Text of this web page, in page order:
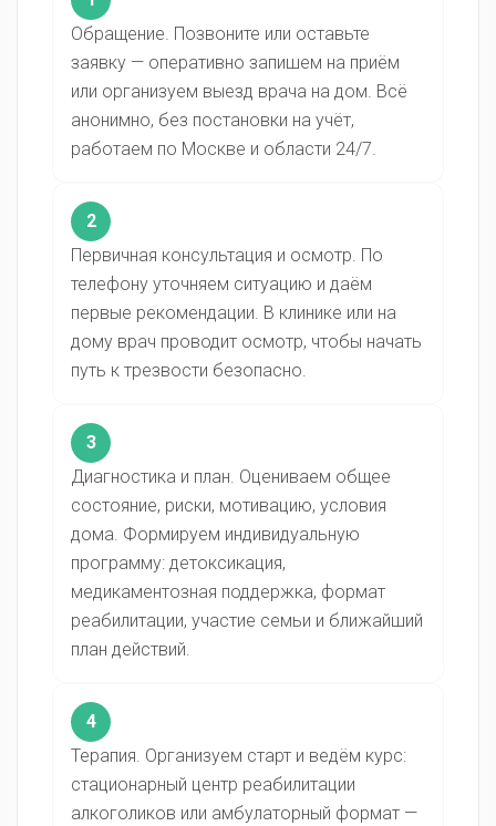
Обращение. Позвоните или оставьте
заявку — оперативно запишем на приём
или организуем выезд врача на дом. Всё
анонимно, без постановки на учёт,
работаем по Москве и области 24/7.
2
Первичная консультация и осмотр. По
телефону уточняем ситуацию и даём
первые рекомендации. В клинике или на
дому врач проводит осмотр, чтобы начать
путь к трезвости безопасно.
3
Диагностика и план. Оцениваем общее
состояние, риски, мотивацию, условия
дома. Формируем индивидуальную
программу: детоксикация,
медикаментозная поддержка, формат
реабилитации, участие семьи и ближайший
план действий.
4
Терапия. Организуем старт и ведём курс:
стационарный центр реабилитации
алкоголиков или амбулаторный формат —